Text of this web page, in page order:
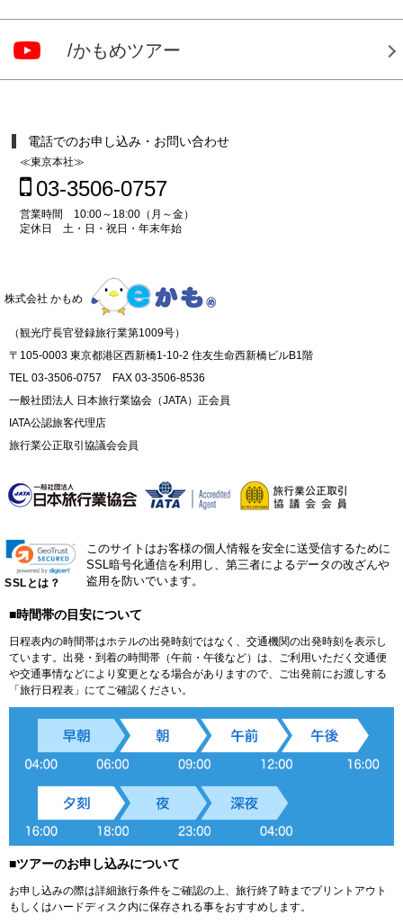
/かもめツアー
電話でのお申し込み・お問い合わせ
≪東京本社≫
03-3506-0757
営業時間 10:00～18:00（月～金）
定休日 土・日・祝日・年末年始
株式会社 かもめ
（観光庁長官登録旅行業第1009号）
〒105-0003 東京都港区西新橋1-10-2 住友生命西新橋ビルB1階
TEL 03-3506-0757 FAX 03-3506-8536
一般社団法人 日本旅行業協会（JATA）正会員
IATA公認旅客代理店
旅行業公正取引協議会会員
SSLとは？
このサイトはお客様の個人情報を安全に送受信するために
SSL暗号化通信を利用し、第三者によるデータの改ざんや
盗用を防いでいます。
■時間帯の目安について
日程表内の時間帯はホテルの出発時刻ではなく、交通機関の出発時刻を表示し
ています。出発・到着の時間帯（午前・午後など）は、ご利用いただく交通便
や交通事情などにより変更となる場合がありますので、ご出発前にお渡しする
「旅行日程表」にてご確認ください。
■ツアーのお申し込みについて
お申し込みの際は詳細旅行条件をご確認の上、旅行終了時までプリントアウト
もしくはハードディスク内に保存される事をおすすめします。